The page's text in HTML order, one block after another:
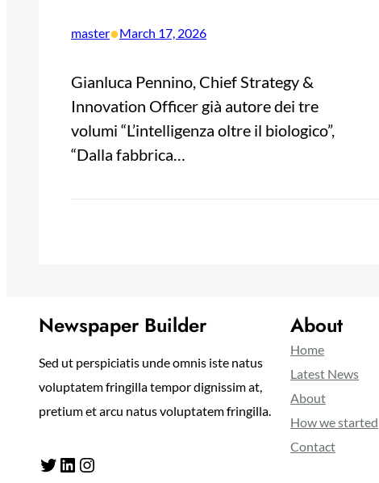
master•March 17, 2026
Gianluca Pennino, Chief Strategy &
Innovation Officer già autore dei tre
volumi “L’intelligenza oltre il biologico”,
“Dalla fabbrica…
Newspaper Builder
Sed ut perspiciatis unde omnis iste natus
voluptatem fringilla tempor dignissim at,
pretium et arcu natus voluptatem fringilla.
Twitter LinkedIn Instagram
About
Home
Latest News
About
How we started
Contact